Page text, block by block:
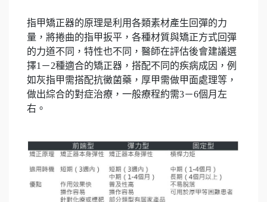
指甲矯正器的原理是利用各類素材產生回彈的力
量，將捲曲的指甲扳平，各種材質與矯正方式回彈
的力道不同，特性也不同，醫師在評估後會建議選
擇1－2種適合的矯正器，搭配不同的疾病成因，例
如灰指甲需搭配抗黴菌藥，厚甲需做甲面處理等，
做出綜合的對症治療，一般療程約需3－6個月左
右。